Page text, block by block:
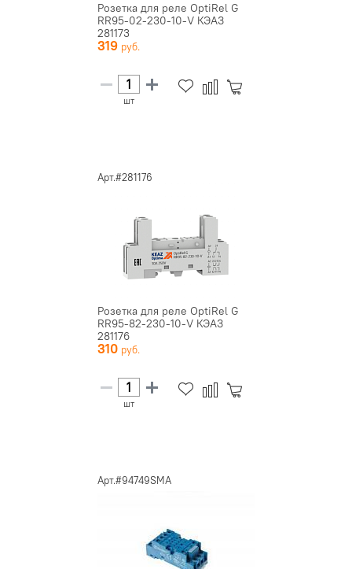
Розетка для реле OptiRel G
RR95-02-230-10-V КЭАЗ
281173
319
шт
Арт.#281176
Розетка для реле OptiRel G
RR95-82-230-10-V КЭАЗ
281176
310
шт
Арт.#94749SMA